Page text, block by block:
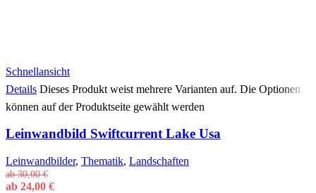
Schnellansicht
Details Dieses Produkt weist mehrere Varianten auf. Die Optionen
können auf der Produktseite gewählt werden
Leinwandbild Swiftcurrent Lake Usa
Leinwandbilder, Thematik, Landschaften
ab30,00€
ab 24,00 €